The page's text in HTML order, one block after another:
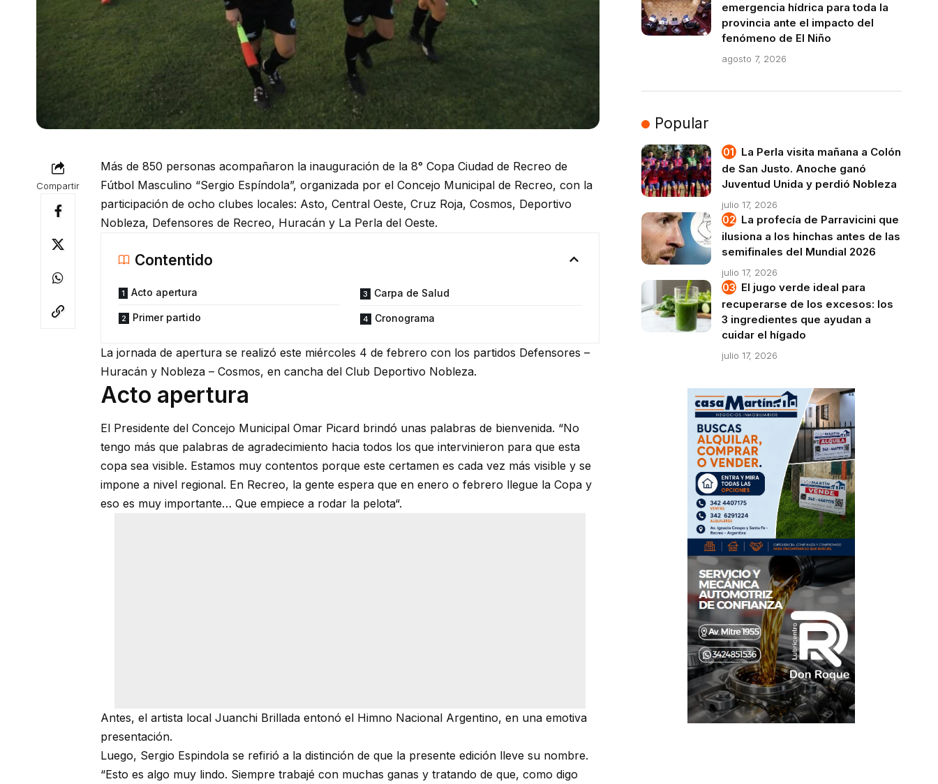
Compartir
Más de 850 personas acompañaron la inauguración de la 8° Copa Ciudad de Recreo de
Fútbol Masculino “Sergio Espíndola”, organizada por el Concejo Municipal de Recreo, con la
participación de ocho clubes locales: Asto, Central Oeste, Cruz Roja, Cosmos, Deportivo
Nobleza, Defensores de Recreo, Huracán y La Perla del Oeste.
Contentido
Acto apertura
Primer partido
Carpa de Salud
Cronograma
La jornada de apertura se realizó este miércoles 4 de febrero con los partidos Defensores –
Huracán y Nobleza – Cosmos, en cancha del Club Deportivo Nobleza.
Acto apertura
El Presidente del Concejo Municipal Omar Picard brindó unas palabras de bienvenida. “No
tengo más que palabras de agradecimiento hacia todos los que intervinieron para que esta
copa sea visible. Estamos muy contentos porque este certamen es cada vez más visible y se
impone a nivel regional. En Recreo, la gente espera que en enero o febrero llegue la Copa y
eso es muy importante… Que empiece a rodar la pelota“.
Antes, el artista local Juanchi Brillada entonó el Himno Nacional Argentino, en una emotiva
presentación.
Luego, Sergio Espindola se refirió a la distinción de que la presente edición lleve su nombre.
“Esto es algo muy lindo. Siempre trabajé con muchas ganas y tratando de que, como digo
emergencia hídrica para toda la
provincia ante el impacto del
fenómeno de El Niño
agosto 7, 2026
Popular
La Perla visita mañana a Colón
de San Justo. Anoche ganó
Juventud Unida y perdió Nobleza
julio 17, 2026
La profecía de Parravicini que
ilusiona a los hinchas antes de las
semifinales del Mundial 2026
julio 17, 2026
El jugo verde ideal para
recuperarse de los excesos: los
3 ingredientes que ayudan a
cuidar el hígado
julio 17, 2026